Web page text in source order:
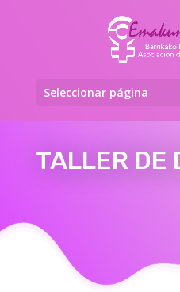
Seleccionar página
TALLER DE